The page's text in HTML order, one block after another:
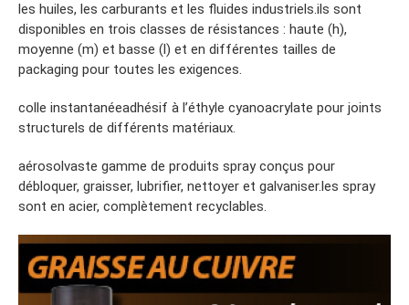
les huiles, les carburants et les fluides industriels.ils sont
disponibles en trois classes de résistances : haute (h),
moyenne (m) et basse (l) et en différentes tailles de
packaging pour toutes les exigences.
colle instantanéeadhésif à l’éthyle cyanoacrylate pour joints
structurels de différents matériaux.
aérosolvaste gamme de produits spray conçus pour
débloquer, graisser, lubrifier, nettoyer et galvaniser.les spray
sont en acier, complètement recyclables.